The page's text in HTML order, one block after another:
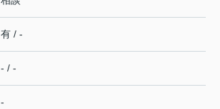
有 / -
- / -
-